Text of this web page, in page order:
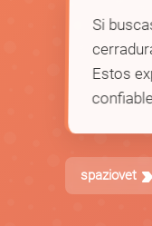
Si
Estos
spaziovet